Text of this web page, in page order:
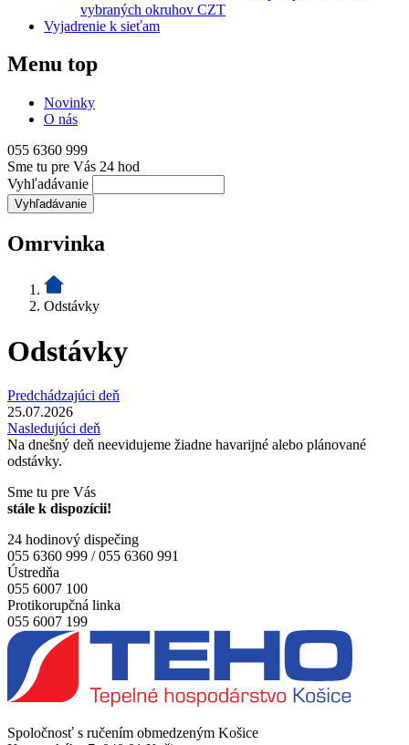
vybraných okruhov CZT
Vyjadrenie k sieťam
Menu top
Novinky
O nás
055 6360 999
Sme tu pre Vás 24 hod
Vyhľadávanie
Omrvinka
Odstávky
Odstávky
Predchádzajúci deň
25.07.2026
Nasledujúci deň
Na dnešný deň neevidujeme žiadne havarijné alebo plánované
odstávky.
Sme tu pre Vás
stále k dispozícii!
24 hodinový dispečing
055 6360 999 / 055 6360 991
Ústredňa
055 6007 100
Protikorupčná linka
055 6007 199
Spoločnosť s ručením obmedzeným Košice